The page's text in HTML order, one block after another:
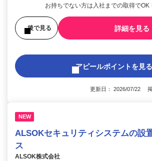
お持ちでない方は入社までの取得でOK
後で見る 詳細を見る
アピールポイントを見る
更新日： 2026/07/22
NEW
ALSOKセキュリティシステムの設
ス
ALSOK株式会社